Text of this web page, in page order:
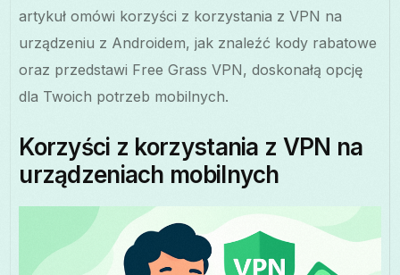
artykuł omówi korzyści z korzystania z VPN na
urządzeniu z Androidem, jak znaleźć kody rabatowe
oraz przedstawi Free Grass VPN, doskonałą opcję
dla Twoich potrzeb mobilnych.
Korzyści z korzystania z VPN na
urządzeniach mobilnych